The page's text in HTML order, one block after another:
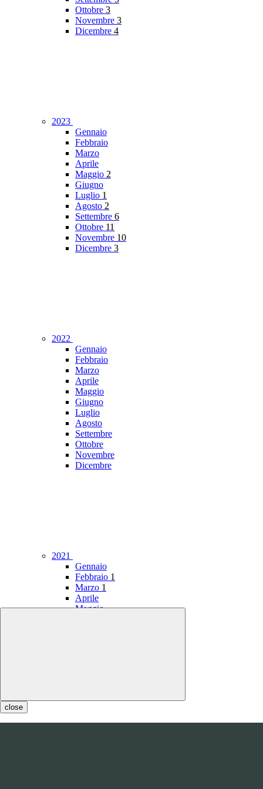
close
Ottobre 3
Novembre 3
Dicembre 4
2023
Gennaio
Febbraio
Marzo
Aprile
Maggio 2
Giugno
Luglio 1
Agosto 2
Settembre 6
Ottobre 11
Novembre 10
Dicembre 3
2022
Gennaio
Febbraio
Marzo
Aprile
Maggio
Giugno
Luglio
Agosto
Settembre
Ottobre
Novembre
Dicembre
2021
Gennaio
Febbraio 1
Marzo 1
Aprile
Maggio